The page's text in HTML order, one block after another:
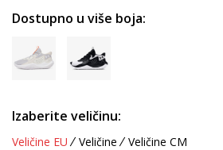
Dostupno u više boja:
Izaberite veličinu:
Veličine EU Veličine Veličine CM